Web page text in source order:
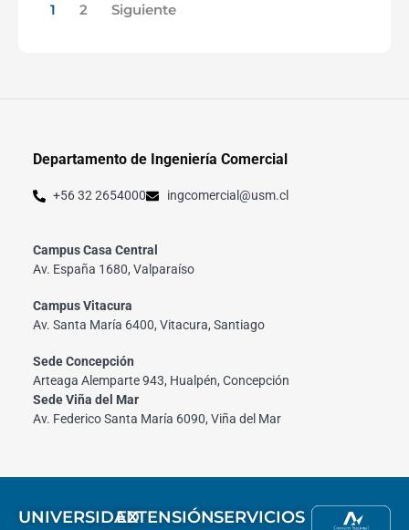
1 2 Siguiente
Departamento de Ingeniería Comercial
+56 32 2654000 ingcomercial@usm.cl
Campus Casa Central
Av. España 1680, Valparaíso
Campus Vitacura
Av. Santa María 6400, Vitacura, Santiago
Sede Concepción
Arteaga Alemparte 943, Hualpén, Concepción
Sede Viña del Mar
Av. Federico Santa María 6090, Viña del Mar
UNIVERSIDADEXTENSIÓNSERVICIOS